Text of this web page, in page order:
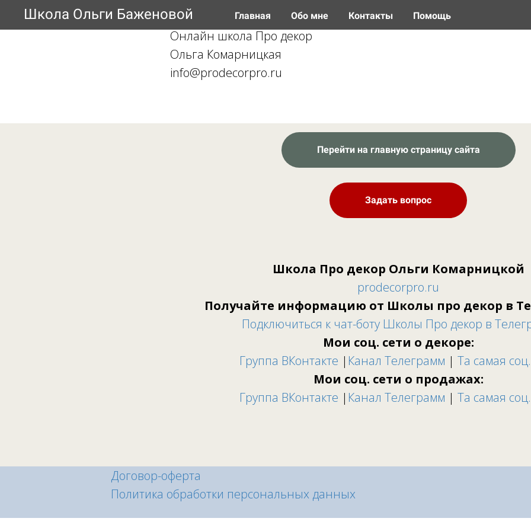
Школа Ольги Баженовой Главная Обо мне Контакты Помощь
Онлайн школа Про декор
Ольга Комарницкая
info@prodecorpro.ru
Перейти на главную страницу сайта
Задать вопрос
Школа Про декор Ольги Комарницкой
prodecorpro.ru
Получайте информацию от Школы про декор в
Подключиться к чат-боту Школы Про декор в
Мои соц. сети о декоре:
Группа ВКонтакте | Канал Телеграмм | Та самая
Мои соц. сети о продажах:
Группа ВКонтакте | Канал Телеграмм | Та самая
Договор-оферта
Политика обработки персональных данных